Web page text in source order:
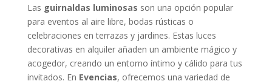
Las guirnaldas luminosas son una opción popular
para eventos al aire libre, bodas rústicas o
celebraciones en terrazas y jardines. Estas luces
decorativas en alquiler añaden un ambiente mágico y
acogedor, creando un entorno íntimo y cálido para tus
invitados. En Evencias, ofrecemos una variedad de